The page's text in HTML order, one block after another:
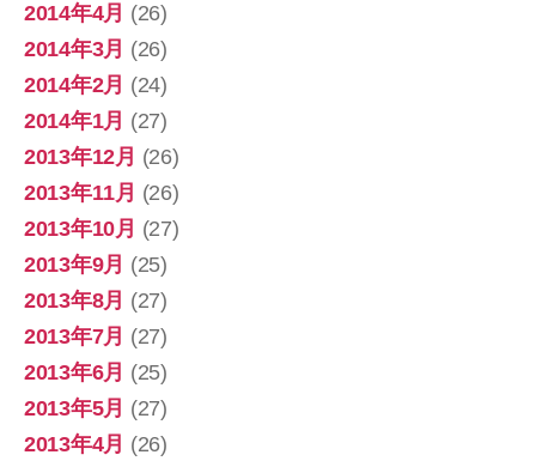
2014年4月 (26)
2014年3月 (26)
2014年2月 (24)
2014年1月 (27)
2013年12月 (26)
2013年11月 (26)
2013年10月 (27)
2013年9月 (25)
2013年8月 (27)
2013年7月 (27)
2013年6月 (25)
2013年5月 (27)
2013年4月 (26)